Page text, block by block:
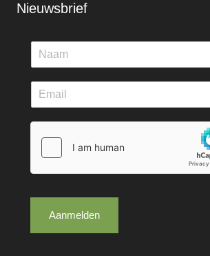
Nieuwsbrief
Aanmelden